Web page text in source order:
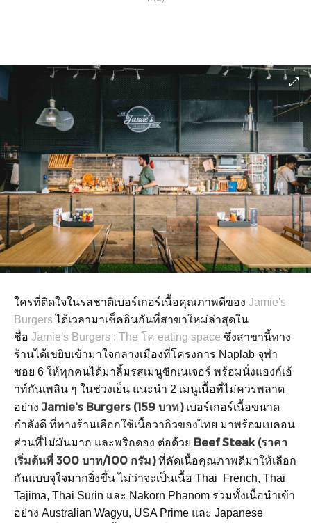
ใครที่ติดใจในรสชาติเบอร์เกอร์เนื้อคุณภาพดีของ Jamie's
Burgersได้เวลามาเช็คอินกันที่สาขาใหม่ล่าสุดใน
ชื่อ Jamie's Burgers : The โค eating space ซึ่งสาขานี้ทาง
ร้านได้เขยิบเข้ามาใจกลางเมืองที่โครงการ Naplab จุฬา
ซอย 6 ให้ทุกคนได้มาลิ้มรสเมนูซิกเนเจอร์ พร้อมนั่งแฮงก์เอ้
าท์กันเพลิน ๆ ในช่วงเย็น แนะนำ 2 เมนูเนื้อที่ไม่ควรพลาด
อย่าง Jamie's Burgers (159 บาท) เบอร์เกอร์เนื้อขนาด
กำลังดี ที่ทางร้านเลือกใช้เนื้อวากิวของไทย มาพร้อมเบคอน
ส่วนที่ไม่มันมาก และพริกดอง ต่อด้วย Beef Steak (ราคา
เริ่มต้นที่ 300 บาท/100 กรัม)ที่คัดเนื้อคุณภาพดีมาให้เลือก
กันแบบจุใจมากยิ่งขึ้น ไม่ว่าจะเป็นเนื้อ Thai French, Thai
Tajima, Thai Surin และ Nakorn Phanom รวมทั้งเนื้อนำเข้า
อย่าง Australian Wagyu, USA Prime และ Japanese